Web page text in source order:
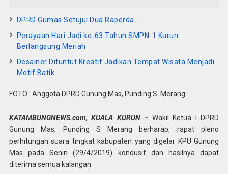
DPRD Gumas Setujui Dua Raperda
Perayaan Hari Jadi ke-63 Tahun SMPN-1 Kurun
Berlangsung Meriah
Desainer Dituntut Kreatif Jadikan Tempat Wisata Menjadi
Motif Batik
FOTO : Anggota DPRD Gunung Mas, Punding S. Merang.
KATAMBUNGNEWS.com, KUALA KURUN – Wakil Ketua I DPRD
Gunung Mas, Punding S Merang berharap, rapat pleno
perhitungan suara tingkat kabupaten yang digelar KPU Gunung
Mas pada Senin (29/4/2019) kondusif dan hasilnya dapat
diterima semua kalangan.